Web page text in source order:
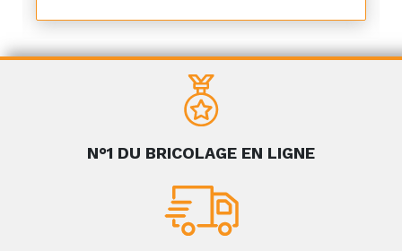
N°1 DU BRICOLAGE EN LIGNE